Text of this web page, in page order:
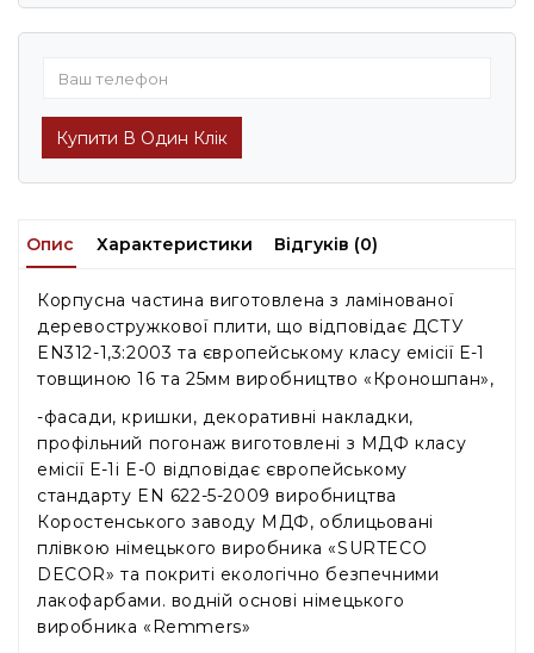
Купити В Один Клік
Опис Характеристики Відгуків (0)
Корпусна частина виготовлена ​​з ламінованої
деревостружкової плити, що відповідає ДСТУ
EN312-1,3:2003 та європейському класу емісії Е-1
товщиною 16 та 25мм виробництво «Кроношпан»,
-фасади, кришки, декоративні накладки,
профільний погонаж виготовлені з МДФ класу
емісії Е-1і E-0 відповідає європейському
стандарту EN 622-5-2009 виробництва
Коростенського заводу МДФ, облицьовані
плівкою німецького виробника «SURTECO
DECOR» та покриті екологічно безпечними
лакофарбами. водній основі німецького
виробника «Remmers»